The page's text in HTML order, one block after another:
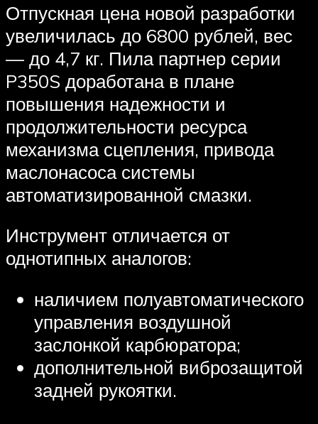
Отпускная цена новой разработки
увеличилась до 6800 рублей, вес
— до 4,7 кг. Пила партнер серии
P350S доработана в плане
повышения надежности и
продолжительности ресурса
механизма сцепления, привода
маслонасоса системы
автоматизированной смазки.
Инструмент отличается от
однотипных аналогов:
наличием полуавтоматического
управления воздушной
заслонкой карбюратора;
дополнительной виброзащитой
задней рукоятки.